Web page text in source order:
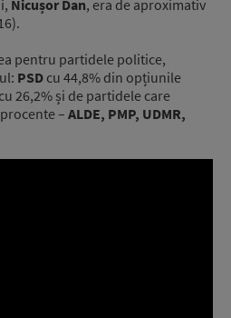
Nicușor Dan, era de aproximativ
pentru partidele politice,
PSD cu 44,8% din opțiunile
cu 26,2% și de partidele care
– ALDE, PMP, UDMR,